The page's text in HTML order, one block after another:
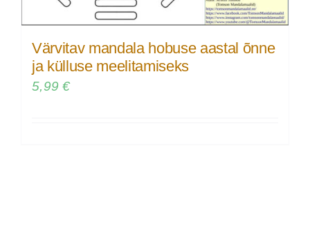
Värvitav mandala hobuse aastal õnne
ja külluse meelitamiseks
5,99€